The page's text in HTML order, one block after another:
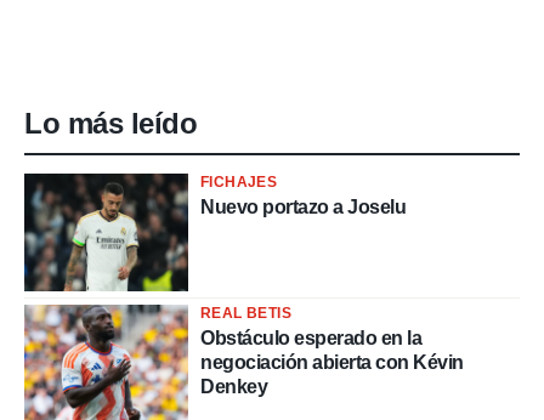
Lo más leído
FICHAJES
Nuevo portazo a Joselu
REAL BETIS
Obstáculo esperado en la
negociación abierta con Kévin
Denkey